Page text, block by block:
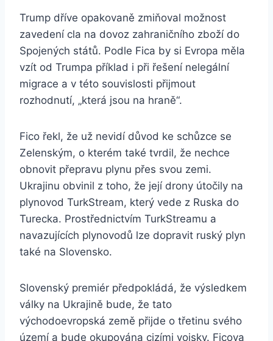
Trump dříve opakovaně zmiňoval možnost
zavedení cla na dovoz zahraničního zboží do
Spojených států. Podle Fica by si Evropa měla
vzít od Trumpa příklad i při řešení nelegální
migrace a v této souvislosti přijmout
rozhodnutí, „která jsou na hraně“.
Fico řekl, že už nevidí důvod ke schůzce se
Zelenským, o kterém také tvrdil, že nechce
obnovit přepravu plynu přes svou zemi.
Ukrajinu obvinil z toho, že její drony útočily na
plynovod TurkStream, který vede z Ruska do
Turecka. Prostřednictvím TurkStreamu a
navazujících plynovodů lze dopravit ruský plyn
také na Slovensko.
Slovenský premiér předpokládá, že výsledkem
války na Ukrajině bude, že tato
východoevropská země přijde o třetinu svého
území a bude okupována cizími vojsky. Ficova